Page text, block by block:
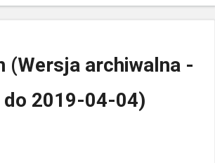
(Wersja archiwalna -
do 2019-04-04)